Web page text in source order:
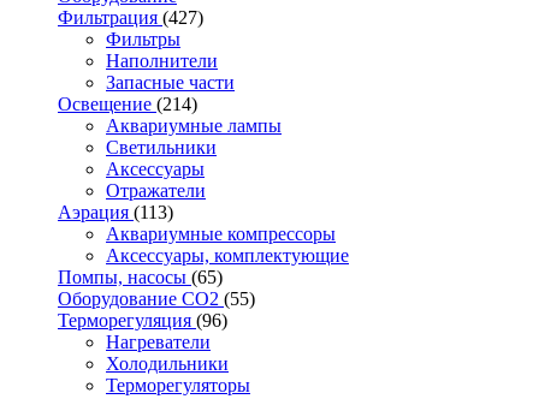
Фильтрация (427)
Фильтры
Наполнители
Запасные части
Освещение (214)
Аквариумные лампы
Светильники
Аксессуары
Отражатели
Аэрация (113)
Аквариумные компрессоры
Аксессуары, комплектующие
Помпы, насосы (65)
Оборудование CO2 (55)
Терморегуляция (96)
Нагреватели
Холодильники
Терморегуляторы